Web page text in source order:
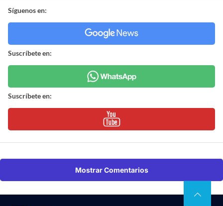
Síguenos en:
Suscríbete en:
Suscríbete en:
Mostrar Comentarios